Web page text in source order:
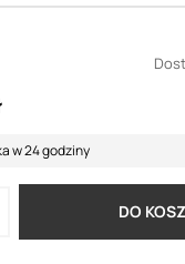
w 24 godziny
DO